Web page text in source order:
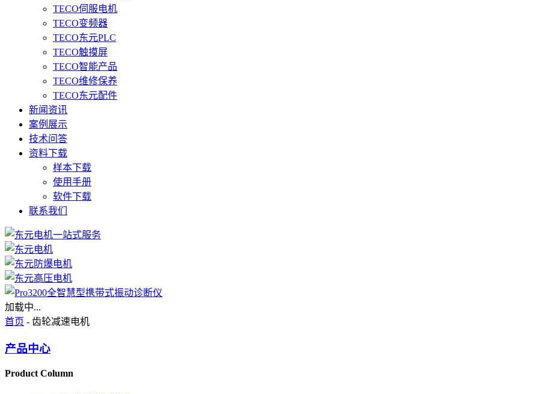
TECO伺服电机
TECO变频器
TECO东元PLC
TECO触摸屏
TECO智能产品
TECO维修保养
TECO东元配件
新闻资讯
案例展示
技术问答
资料下载
样本下载
使用手册
软件下载
联系我们
加载中...
首页 - 齿轮减速电机
产品中心
Product Column